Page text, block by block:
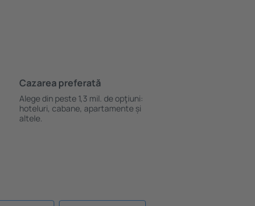
Cazarea preferată
Alege din peste 1,3 mil. de opţiuni:
hoteluri, cabane, apartamente și
altele.